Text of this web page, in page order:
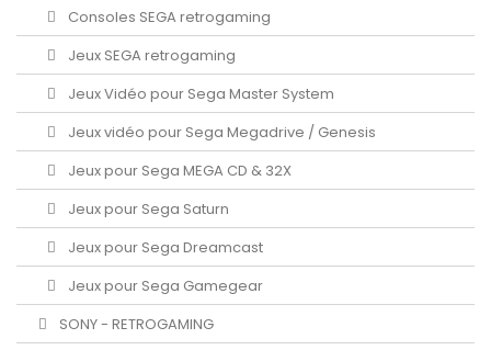
Consoles SEGA retrogaming
Jeux SEGA retrogaming
Jeux Vidéo pour Sega Master System
Jeux vidéo pour Sega Megadrive / Genesis
Jeux pour Sega MEGA CD & 32X
Jeux pour Sega Saturn
Jeux pour Sega Dreamcast
Jeux pour Sega Gamegear
SONY - RETROGAMING